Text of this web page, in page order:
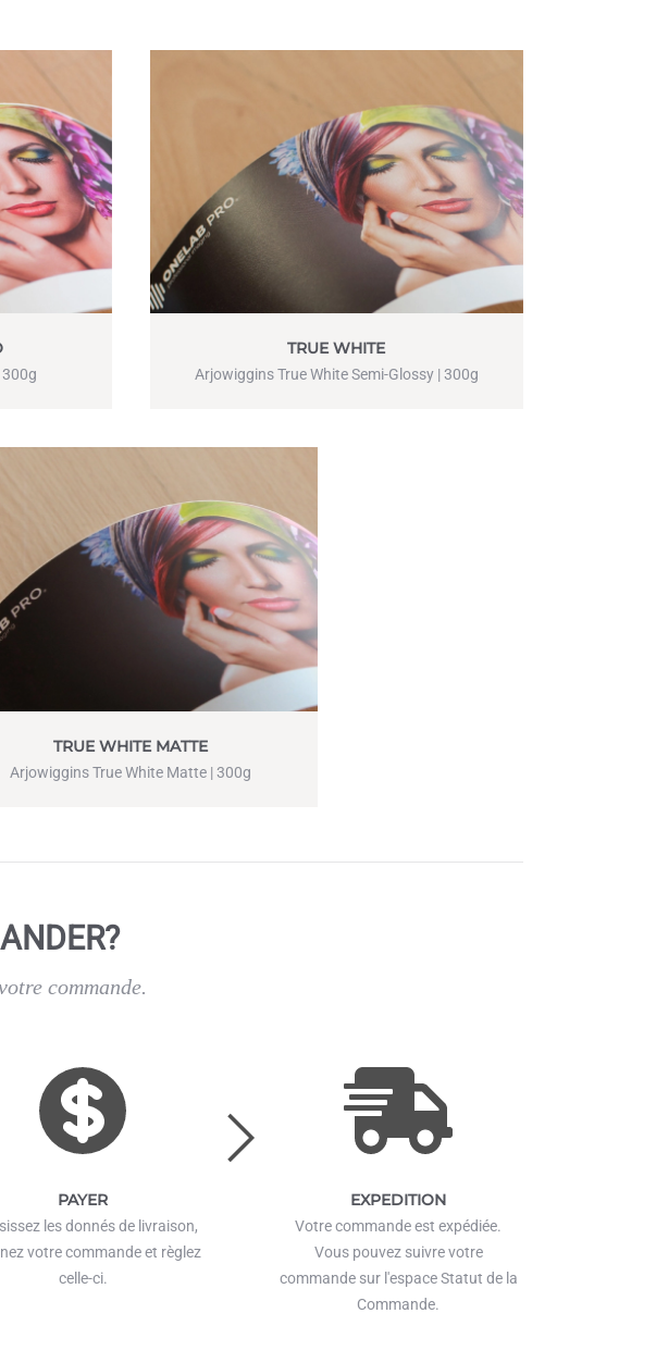
TRUE WHITE
Arjowiggins True White Semi-Glossy | 300g
TRUE WHITE MATTE
Arjowiggins True White Matte | 300g
commande.
PAYER
les donnés de livraison,
votre commande et règlez
celle-ci.
EXPEDITION
Votre commande est expédiée.
Vous pouvez suivre votre
commande sur l'espace Statut de la
Commande.